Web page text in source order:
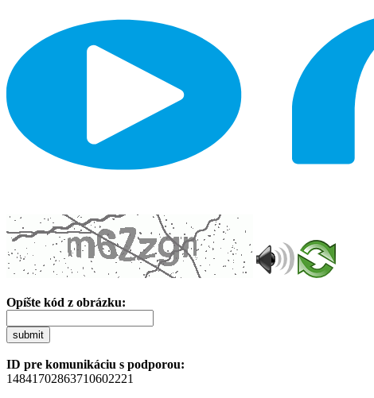
Opíšte kód z obrázku:
submit
ID pre komunikáciu s podporou:
14841702863710602221